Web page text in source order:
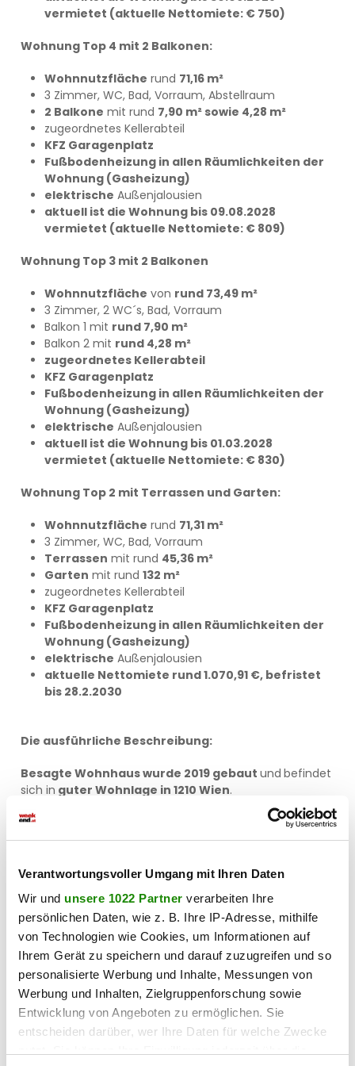
Verantwortungsvoller Umgang mit Ihren Daten
Wir und unsere 1022 Partner verarbeiten Ihre
persönlichen Daten, wie z. B. Ihre IP-Adresse, mithilfe
von Technologien wie Cookies, um Informationen auf
Ihrem Gerät zu speichern und darauf zuzugreifen und so
personalisierte Werbung und Inhalte, Messungen von
Werbung und Inhalten, Zielgruppenforschung sowie
Entwicklung von Angeboten zu ermöglichen. Sie
entscheiden darüber, wer Ihre Daten für welche Zwecke
vermietet (aktuelle Nettomiete: € 750)
Wohnung Top 4 mit 2 Balkonen:
Wohnnutzfläche rund 71,16 m²
3 Zimmer, WC, Bad, Vorraum, Abstellraum
2 Balkone mit rund 7,90 m² sowie 4,28 m²
zugeordnetes Kellerabteil
KFZ Garagenplatz
Fußbodenheizung in allen Räumlichkeiten der
Wohnung (Gasheizung)
elektrische Außenjalousien
aktuell ist die Wohnung bis 09.08.2028
vermietet (aktuelle Nettomiete: € 809)
Wohnung Top 3 mit 2 Balkonen
Wohnnutzfläche von rund 73,49 m²
3 Zimmer, 2 WC´s, Bad, Vorraum
Balkon 1 mit rund 7,90 m²
Balkon 2 mit rund 4,28 m²
zugeordnetes Kellerabteil
KFZ Garagenplatz
Fußbodenheizung in allen Räumlichkeiten der
Wohnung (Gasheizung)
elektrische Außenjalousien
aktuell ist die Wohnung bis 01.03.2028
vermietet (aktuelle Nettomiete: € 830)
Wohnung Top 2 mit Terrassen und Garten:
Wohnnutzfläche rund 71,31 m²
3 Zimmer, WC, Bad, Vorraum
Terrassen mit rund 45,36 m²
Garten mit rund 132 m²
zugeordnetes Kellerabteil
KFZ Garagenplatz
Fußbodenheizung in allen Räumlichkeiten der
Wohnung (Gasheizung)
elektrische Außenjalousien
aktuelle Nettomiete rund 1.070,91 €, befristet
bis 28.2.2030
Die ausführliche Beschreibung:
Besagte Wohnhaus wurde 2019 gebaut und befindet
sich in guter Wohnlage in 1210 Wien.
Abgerundet wird diese Wohnanlage mit
5 KFZ
Garagenplätzesowie5 Einlagerungsräume
Eine Wohnung wurde bereits verkauft (Top 1 + KFZ
aktueller Eigentümerin wieder zurück gekauft
werden kann.
Allgemeinräume, wie Fahrrad- und
Kinderwagenabstellraum im Kellergeschoss
Infrastruktur: